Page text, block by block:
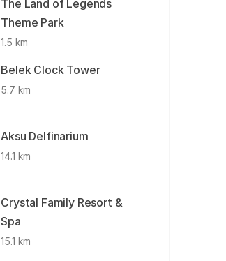
The Land of Legends
Theme Park
1.5 km
Belek Clock Tower
5.7 km
Aksu Delfinarium
14.1 km
Crystal Family Resort &
Spa
15.1 km